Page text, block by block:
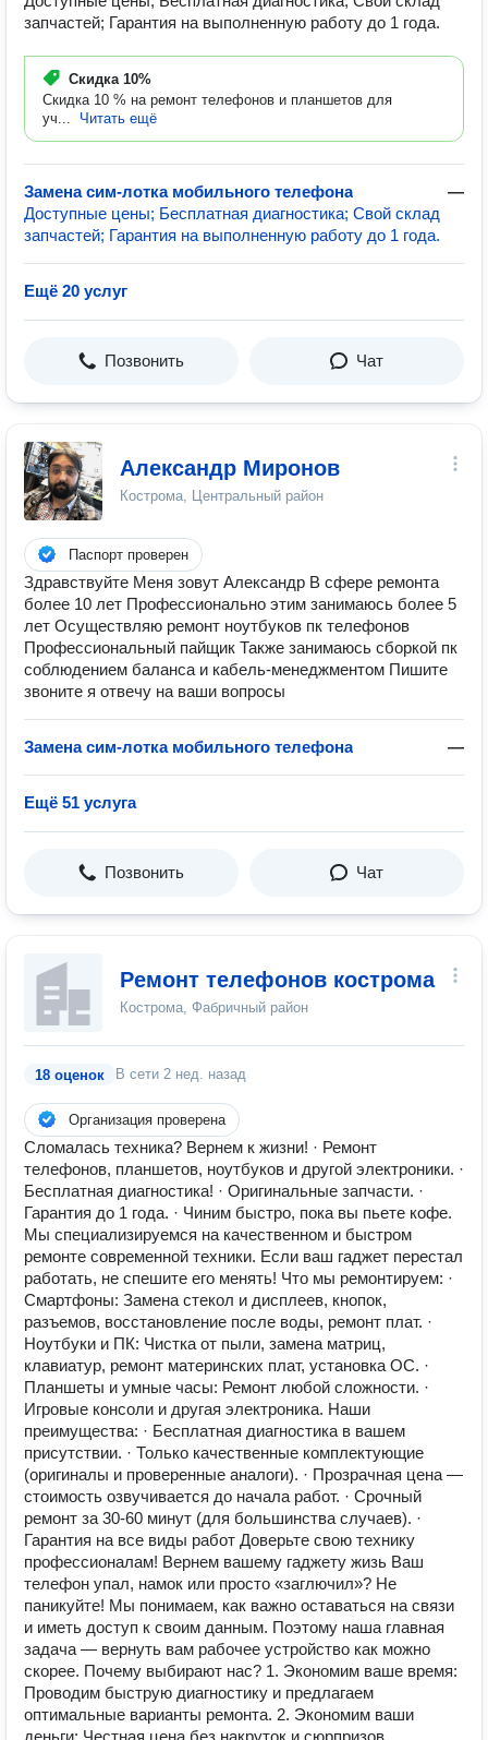
запчастей; Гарантия на выполненную работу до 1 года.
Скидка 10%
Скидка 10 % на ремонт телефонов и планшетов для
уч...
Читать ещё
Замена сим-лотка мобильного телефона
—
Доступные цены; Бесплатная диагностика; Свой склад
запчастей; Гарантия на выполненную работу до 1 года.
Ещё 20 услуг
Позвонить Чат
Александр Миронов
Кострома, Центральный район
Паспорт проверен
Здравствуйте Меня зовут Александр В сфере ремонта
более 10 лет Профессионально этим занимаюсь более 5
лет Осуществляю ремонт ноутбуков пк телефонов
Профессиональный пайщик Также занимаюсь сборкой пк
соблюдением баланса и кабель-менеджментом Пишите
звоните я отвечу на ваши вопросы
Замена сим-лотка мобильного телефона —
Ещё 51 услуга
Позвонить Чат
Ремонт телефонов кострома
Кострома, Фабричный район
18 оценок В сети 2 нед. назад
Организация проверена
Сломалась техника? Вернем к жизни! · Ремонт
телефонов, планшетов, ноутбуков и другой электроники. ·
Бесплатная диагностика! · Оригинальные запчасти. ·
Гарантия до 1 года. · Чиним быстро, пока вы пьете кофе.
Мы специализируемся на качественном и быстром
ремонте современной техники. Если ваш гаджет перестал
работать, не спешите его менять! Что мы ремонтируем: ·
Смартфоны: Замена стекол и дисплеев, кнопок,
разъемов, восстановление после воды, ремонт плат. ·
Ноутбуки и ПК: Чистка от пыли, замена матриц,
клавиатур, ремонт материнских плат, установка ОС. ·
Планшеты и умные часы: Ремонт любой сложности. ·
Игровые консоли и другая электроника. Наши
преимущества: · Бесплатная диагностика в вашем
присутствии. · Только качественные комплектующие
(оригиналы и проверенные аналоги). · Прозрачная цена —
стоимость озвучивается до начала работ. · Срочный
ремонт за 30-60 минут (для большинства случаев). ·
Гарантия на все виды работ Доверьте свою технику
профессионалам! Вернем вашему гаджету жизь Ваш
телефон упал, намок или просто «заглючил»? Не
паникуйте! Мы понимаем, как важно оставаться на связи
и иметь доступ к своим данным. Поэтому наша главная
задача — вернуть вам рабочее устройство как можно
скорее. Почему выбирают нас? 1. Экономим ваше время:
Проводим быструю диагностику и предлагаем
оптимальные варианты ремонта. 2. Экономим ваши
деньги: Честная цена без накруток и сюрпризов.